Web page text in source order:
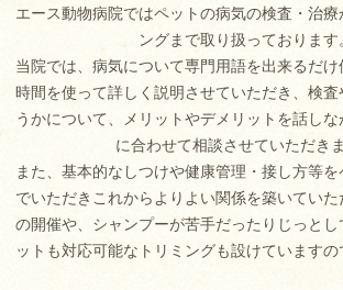
エース動物病院ではペットの病気の検査・治
ングまで取り扱っております。
当院では、病気について専門用語を出来るだ
時間を使って詳しく説明させていただき、検
うかについて、メリットやデメリットを話し
に合わせて相談させていただきま
また、基本的なしつけや健康管理・接し方等
でいただきこれからよりよい関係を築いてい
の開催や、シャンプーが苦手だったりじっと
ットも対応可能なトリミングも設けていますの